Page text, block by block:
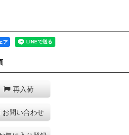
ア
再入荷
お問い合わせ